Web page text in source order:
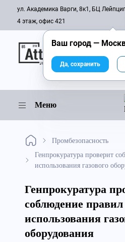
ул. Академика Варги, 8к1, БЦ
4 этаж, офис 421
Онлайн-журнал
Меню
Промбезопасность
Генпрокуратура проверит
использования газового
Генпрокуратура
соблюдение правил
использования
оборудования
Ваш город —
Да, сохранить